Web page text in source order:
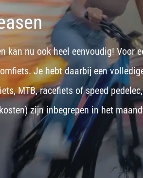
kan nu ook heel eenvoudig! Voor
Je hebt daarbij een
,MTB,racefiets ofspeed pedelec
zijn inbegrepen in het